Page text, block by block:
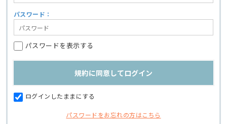
パスワード：
パスワードを表示する
ログインしたままにする
パスワードをお忘れの方はこちら